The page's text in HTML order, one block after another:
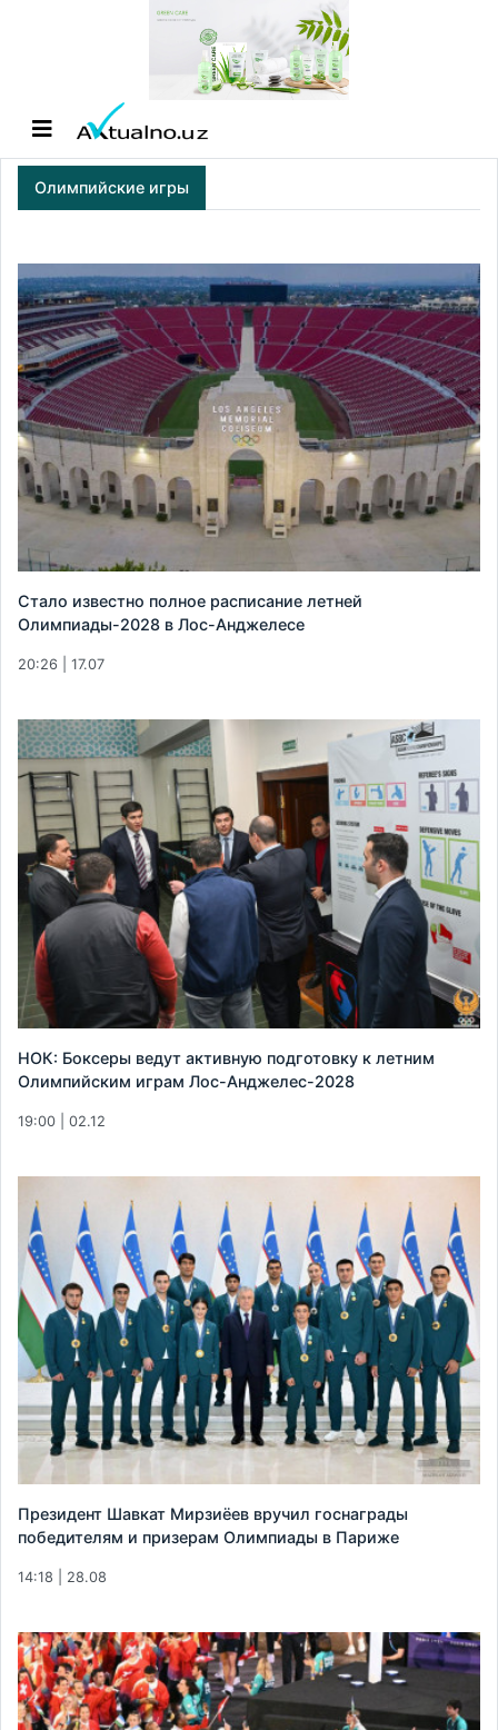
Олимпийские игры
Стало известно полное расписание летней
Олимпиады-2028 в Лос-Анджелесе
20:26 | 17.07
НОК: Боксеры ведут активную подготовку к летним
Олимпийским играм Лос-Анджелес-2028
19:00 | 02.12
Президент Шавкат Мирзиёев вручил госнаграды
победителям и призерам Олимпиады в Париже
14:18 | 28.08